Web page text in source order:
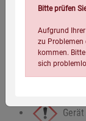
Bitte prüfen
Aufgrund
zu Problemen
kommen.
sich